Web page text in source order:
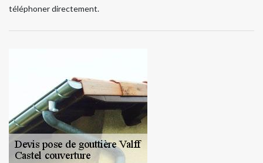
téléphoner directement.